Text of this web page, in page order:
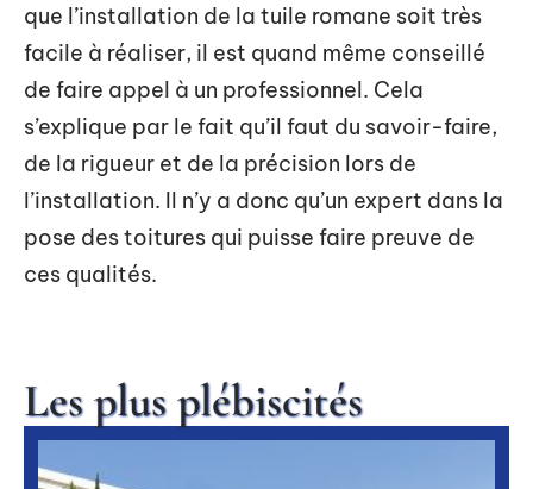
que l’installation de la tuile romane soit très
facile à réaliser, il est quand même conseillé
de faire appel à un professionnel. Cela
s’explique par le fait qu’il faut du savoir-faire,
de la rigueur et de la précision lors de
l’installation. Il n’y a donc qu’un expert dans la
pose des toitures qui puisse faire preuve de
ces qualités.
Les plus plébiscités